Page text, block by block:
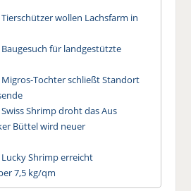
Tierschützer wollen Lachsfarm in
Baugesuch für landgestützte
Migros-Tochter schließt Standort
Swiss Shrimp droht das Aus
Büttel wird neuer
Lucky Shrimp erreicht
7,5 kg/qm